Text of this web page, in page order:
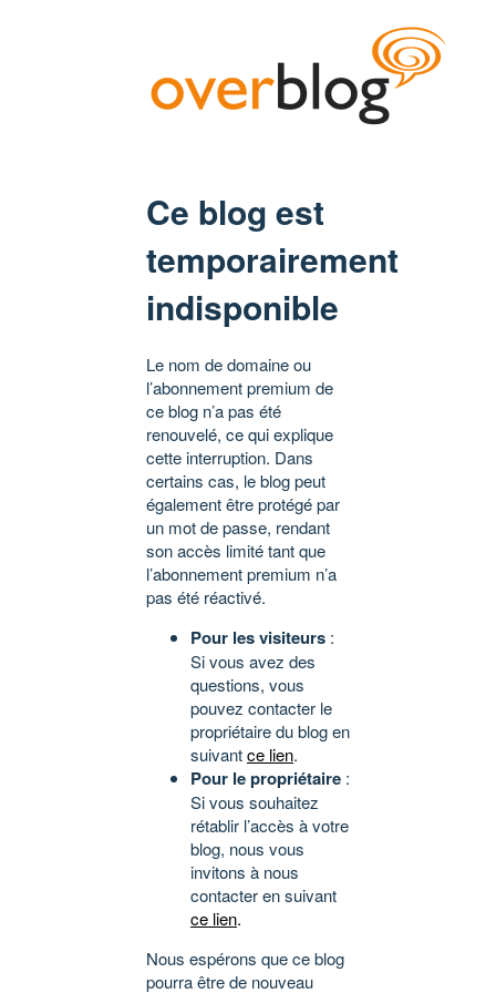
Ce blog est
temporairement
indisponible
Le nom de domaine ou
l’abonnement premium de
ce blog n’a pas été
renouvelé, ce qui explique
cette interruption. Dans
certains cas, le blog peut
également être protégé par
un mot de passe, rendant
son accès limité tant que
l’abonnement premium n’a
pas été réactivé.
Pour les visiteurs :
Si vous avez des
questions, vous
pouvez contacter le
propriétaire du blog en
suivantce lien.
Pour le propriétaire :
Si vous souhaitez
rétablir l’accès à votre
blog, nous vous
invitons à nous
contacter en suivant
ce lien.
Nous espérons que ce blog
pourra être de nouveau